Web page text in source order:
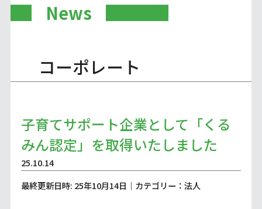
News
コーポレート
子育てサポート企業として「くる
みん認定」を取得いたしました
25.10.14
最終更新日時: 25年10月14日｜カテゴリー：法人